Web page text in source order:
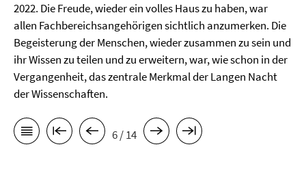
2022. Die Freude, wieder ein volles Haus zu haben, war
allen Fachbereichsangehörigen sichtlich anzumerken. Die
Begeisterung der Menschen, wieder zusammen zu sein und
ihr Wissen zu teilen und zu erweitern, war, wie schon in der
Vergangenheit, das zentrale Merkmal der Langen Nacht
der Wissenschaften.
6 / 14